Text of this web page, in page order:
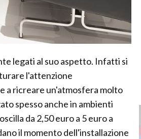
legati al suo aspetto. Infatti si
l'attenzione
a ricreare un'atmosfera molto
spesso anche in ambienti
da 2,50 euro a 5 euro a
il momento dell'installazione